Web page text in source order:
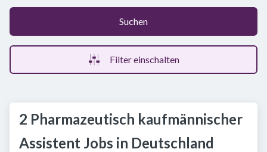
Suchen
Filter einschalten
2 Pharmazeutisch kaufmännischer
Assistent Jobs in Deutschland